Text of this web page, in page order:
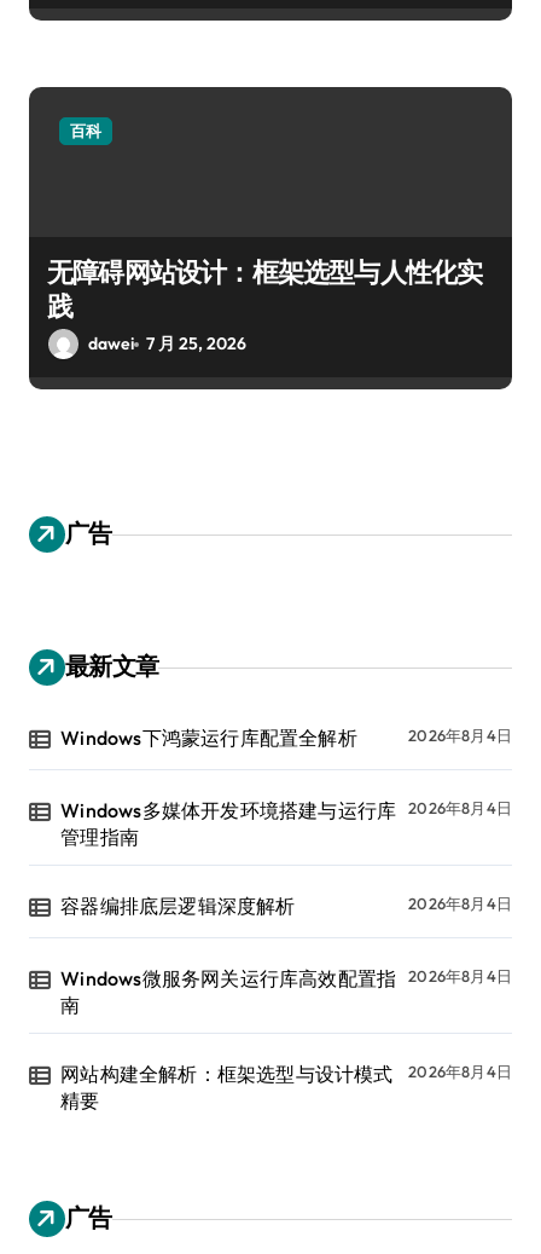
百科
无障碍网站设计：框架选型与人性化实
践
dawei 7 月 25, 2026
广告
最新文章
Windows下鸿蒙运行库配置全解析 2026年8月4日
Windows多媒体开发环境搭建与运行库
管理指南
2026年8月4日
容器编排底层逻辑深度解析 2026年8月4日
Windows微服务网关运行库高效配置指
南
2026年8月4日
网站构建全解析：框架选型与设计模式
精要
2026年8月4日
广告